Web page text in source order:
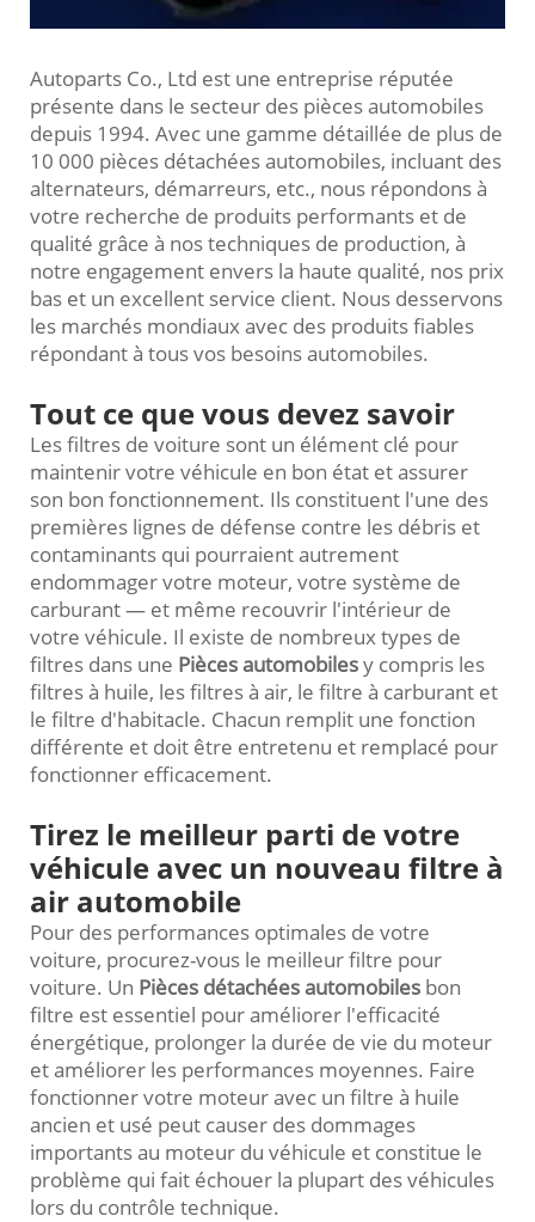
Autoparts Co., Ltd est une entreprise réputée
présente dans le secteur des pièces automobiles
depuis 1994. Avec une gamme détaillée de plus de
10 000 pièces détachées automobiles, incluant des
alternateurs, démarreurs, etc., nous répondons à
votre recherche de produits performants et de
qualité grâce à nos techniques de production, à
notre engagement envers la haute qualité, nos prix
bas et un excellent service client. Nous desservons
les marchés mondiaux avec des produits fiables
répondant à tous vos besoins automobiles.
Tout ce que vous devez savoir
Les filtres de voiture sont un élément clé pour
maintenir votre véhicule en bon état et assurer
son bon fonctionnement. Ils constituent l'une des
premières lignes de défense contre les débris et
contaminants qui pourraient autrement
endommager votre moteur, votre système de
carburant — et même recouvrir l'intérieur de
votre véhicule. Il existe de nombreux types de
filtres dans une Pièces automobilesy compris les
filtres à huile, les filtres à air, le filtre à carburant et
le filtre d'habitacle. Chacun remplit une fonction
différente et doit être entretenu et remplacé pour
fonctionner efficacement.
Tirez le meilleur parti de votre
véhicule avec un nouveau filtre à
air automobile
Pour des performances optimales de votre
voiture, procurez-vous le meilleur filtre pour
voiture. Un Pièces détachées automobiles bon
filtre est essentiel pour améliorer l'efficacité
énergétique, prolonger la durée de vie du moteur
et améliorer les performances moyennes. Faire
fonctionner votre moteur avec un filtre à huile
ancien et usé peut causer des dommages
importants au moteur du véhicule et constitue le
problème qui fait échouer la plupart des véhicules
lors du contrôle technique.